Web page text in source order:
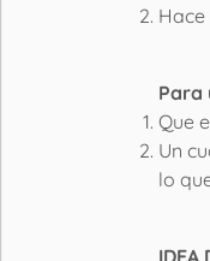
Para
Que
Un
lo
IDEA